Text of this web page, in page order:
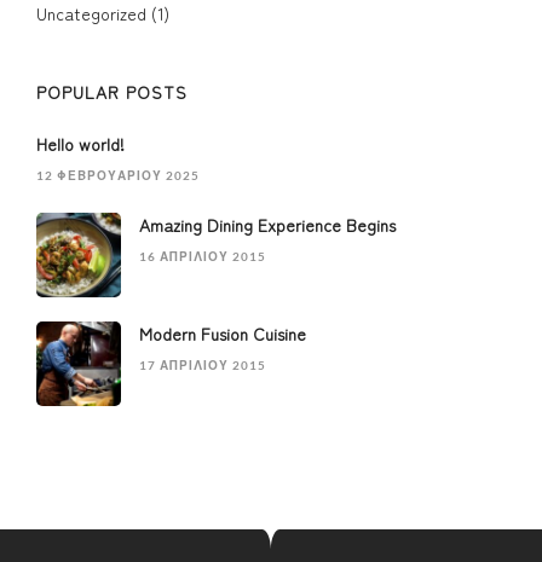
Uncategorized (1)
POPULAR POSTS
Hello world!
12 ΦΕΒΡΟΥΑΡΊΟΥ 2025
Amazing Dining Experience Begins
16 ΑΠΡΙΛΊΟΥ 2015
Modern Fusion Cuisine
17 ΑΠΡΙΛΊΟΥ 2015